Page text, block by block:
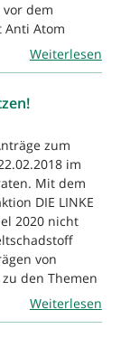
dem
Anti Atom
Weiterlesen
zum
im
Mit dem
DIE LINKE
2020 nicht
von
zu den Themen
Weiterlesen